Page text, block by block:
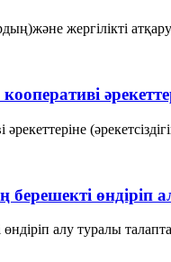
жергілікті
өндіріп
алу туралы